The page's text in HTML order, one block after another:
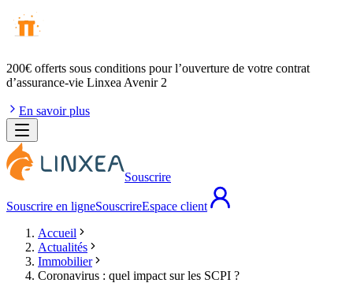
200€ offerts sous conditions pour l’ouverture de votre contrat
d’assurance-vie Linxea Avenir 2
En savoir plus
Souscrire
Souscrire en ligneSouscrireEspace client
Accueil
Actualités
Immobilier
Coronavirus : quel impact sur les SCPI ?